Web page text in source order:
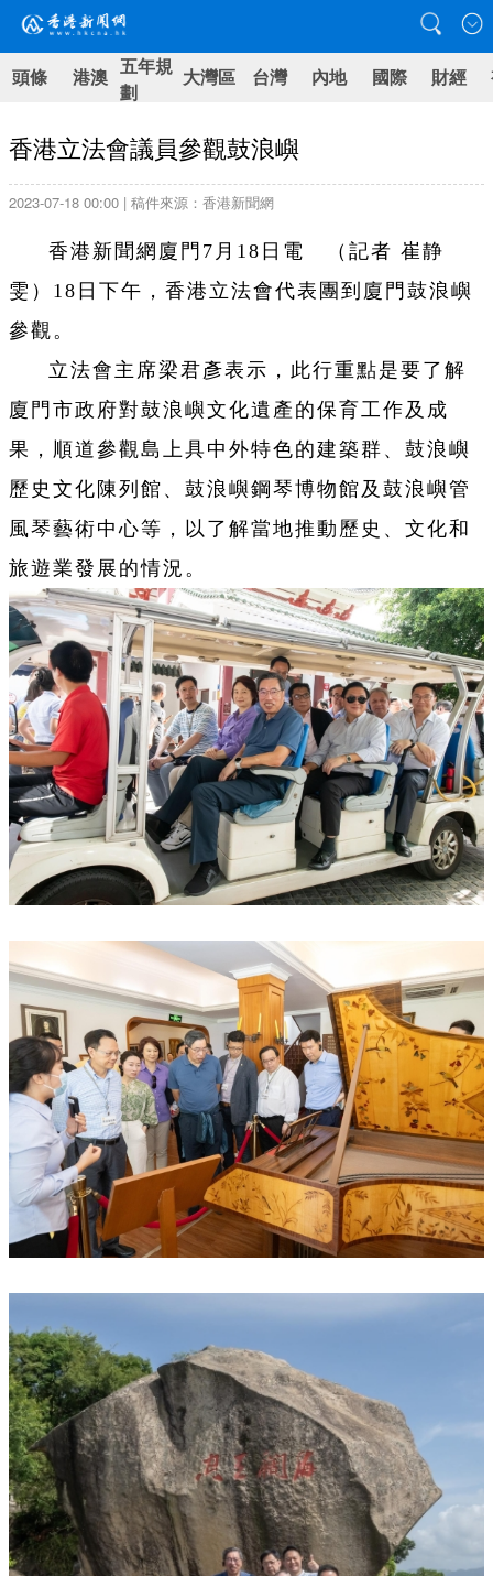
頭條 港澳 五年規
劃
大灣區 台灣 內地 國際 財經
香港立法會議員參觀鼓浪嶼
2023-07-18 00:00 | 稿件來源：香港新聞網
香港新聞網廈門7月18日電 （記者 崔静
雯）18日下午，香港立法會代表團到廈門鼓浪嶼
參觀。
立法會主席梁君彥表示，此行重點是要了解
廈門市政府對鼓浪嶼文化遺產的保育工作及成
果，順道參觀島上具中外特色的建築群、鼓浪嶼
歷史文化陳列館、鼓浪嶼鋼琴博物館及鼓浪嶼管
風琴藝術中心等，以了解當地推動歷史、文化和
旅遊業發展的情況。